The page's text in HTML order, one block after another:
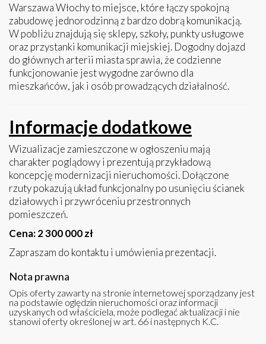
Warszawa Włochy to miejsce, które łączy spokojną
zabudowę jednorodzinną z bardzo dobrą komunikacją.
W pobliżu znajdują się sklepy, szkoły, punkty usługowe
oraz przystanki komunikacji miejskiej. Dogodny dojazd
do głównych arterii miasta sprawia, że codzienne
funkcjonowanie jest wygodne zarówno dla
mieszkańców, jak i osób prowadzących działalność.
Informacje dodatkowe
Wizualizacje zamieszczone w ogłoszeniu mają
charakter poglądowy i prezentują przykładową
koncepcję modernizacji nieruchomości. Dołączone
rzuty pokazują układ funkcjonalny po usunięciu ścianek
działowych i przywróceniu przestronnych
pomieszczeń.
Cena: 2 300 000 zł
Zapraszam do kontaktu i umówienia prezentacji.
Nota prawna
Opis oferty zawarty na stronie internetowej sporządzany jest
na podstawie oględzin nieruchomości oraz informacji
uzyskanych od właściciela, może podlegać aktualizacji i nie
stanowi oferty określonej w art. 66 i następnych K.C.